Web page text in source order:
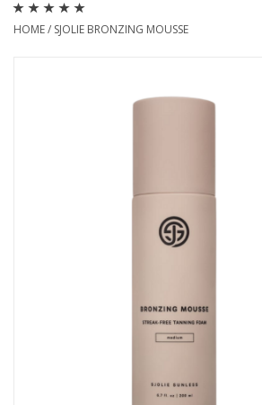
Spray Tan Vloeistoffen
HOME/ SJOLIE BRONZING MOUSSE